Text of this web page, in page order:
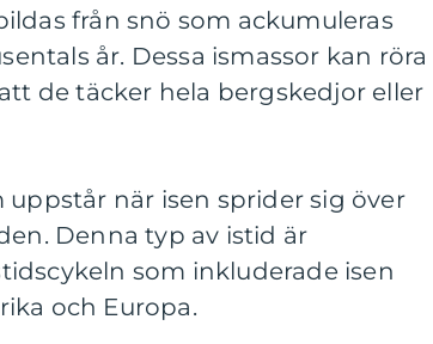
från snö som ackumuleras
år. Dessa ismassor kan röra
de täcker hela bergskedjor eller
när isen sprider sig över
Denna typ av istid är
som inkluderade isen
och Europa.